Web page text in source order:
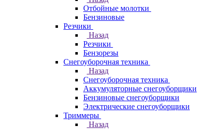
Отбойные молотки
Бензиновые
Резчики
Назад
Резчики
Бензорезы
Снегоуборочная техника
Назад
Снегоуборочная техника
Аккумуляторные снегоуборщики
Бензиновые снегоуборщики
Электрические снегоуборщики
Триммеры
Назад